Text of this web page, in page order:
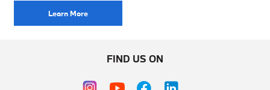
Learn More
FIND US ON